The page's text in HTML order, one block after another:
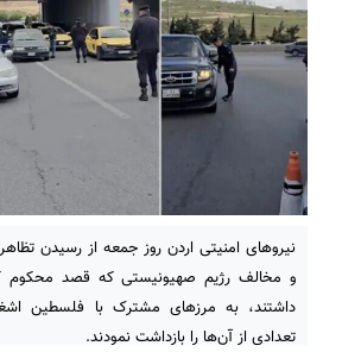
نیروهای امنیتی اردن روز جمعه از رسیدن
و مخالف رژیم صهیونیستی که قصد محکوم
داشتند، به مرزهای مشترک با فلسطین
تعدادی از آن‌ها را بازداشت نمودند.